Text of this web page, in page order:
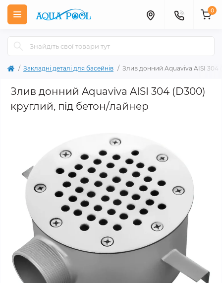
0
Закладні деталі для басейнів Злив донний Aquaviva AISI 304
Злив донний Aquaviva AISI 304 (D300)
круглий, під бетон/лайнер